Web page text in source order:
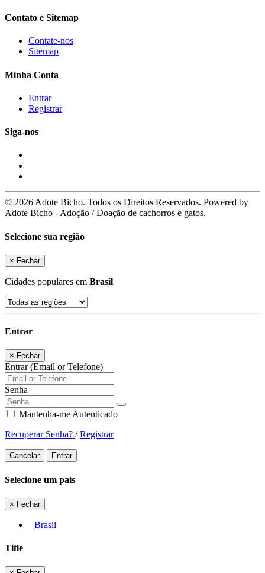
Contato e Sitemap
Contate-nos
Sitemap
Minha Conta
Entrar
Registrar
Siga-nos
© 2026 Adote Bicho. Todos os Direitos Reservados. Powered by
Adote Bicho - Adoção / Doação de cachorros e gatos.
Selecione sua região
× Fechar
Cidades populares em Brasil
Entrar
× Fechar
Entrar (Email or Telefone)
Senha
Mantenha-me Autenticado
Recuperar Senha? /Registrar
Cancelar Entrar
Selecione um país
× Fechar
Brasil
Title